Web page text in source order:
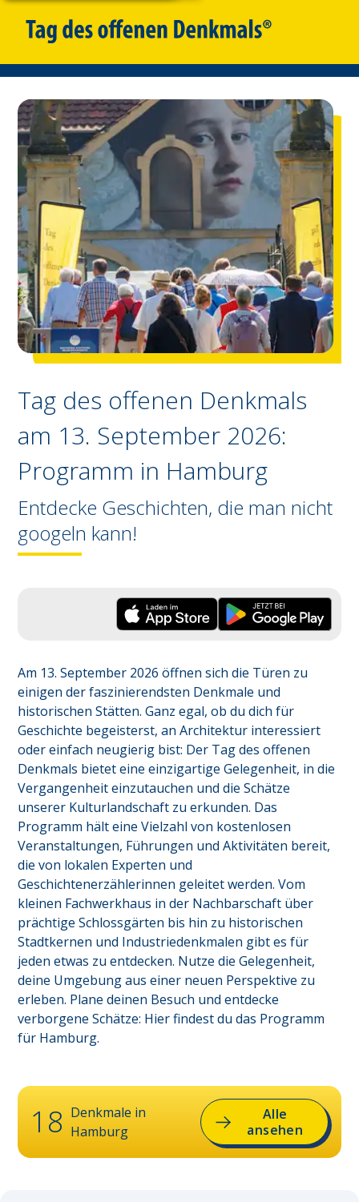
Tag des offenen Denkmals
am 13. September 2026:
Programm in Hamburg
Entdecke Geschichten, die man nicht
googeln kann!
Am 13. September 2026 öffnen sich die Türen zu
einigen der faszinierendsten Denkmale und
historischen Stätten. Ganz egal, ob du dich für
Geschichte begeisterst, an Architektur interessiert
oder einfach neugierig bist: Der Tag des offenen
Denkmals bietet eine einzigartige Gelegenheit, in die
Vergangenheit einzutauchen und die Schätze
unserer Kulturlandschaft zu erkunden. Das
Programm hält eine Vielzahl von kostenlosen
Veranstaltungen, Führungen und Aktivitäten bereit,
die von lokalen Experten und
Geschichtenerzählerinnen geleitet werden. Vom
kleinen Fachwerkhaus in der Nachbarschaft über
prächtige Schlossgärten bis hin zu historischen
Stadtkernen und Industriedenkmalen gibt es für
jeden etwas zu entdecken. Nutze die Gelegenheit,
deine Umgebung aus einer neuen Perspektive zu
erleben. Plane deinen Besuch und entdecke
verborgene Schätze: Hier findest du das Programm
für Hamburg.
18 Denkmale in
Hamburg
Alle
ansehen